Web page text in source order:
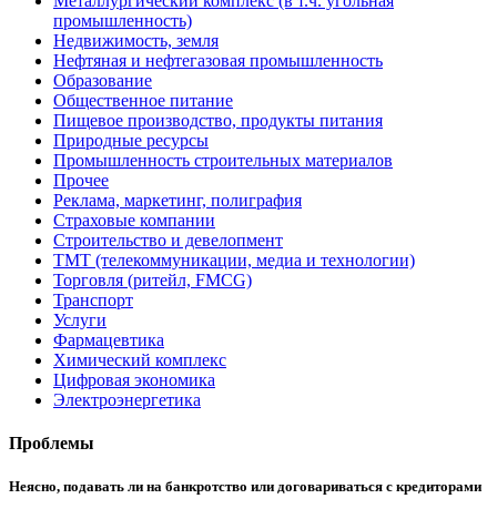
промышленность)
Недвижимость, земля
Нефтяная и нефтегазовая промышленность
Образование
Общественное питание
Пищевое производство, продукты питания
Природные ресурсы
Промышленность строительных материалов
Прочее
Реклама, маркетинг, полиграфия
Страховые компании
Строительство и девелопмент
ТМТ (телекоммуникации, медиа и технологии)
Торговля (ритейл, FMCG)
Транспорт
Услуги
Фармацевтика
Химический комплекс
Цифровая экономика
Электроэнергетика
Проблемы
Неясно, подавать ли на банкротство или договариваться с кредиторами